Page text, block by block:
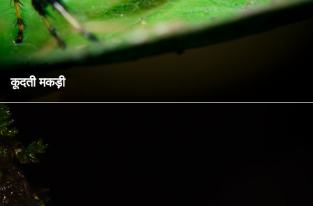
अरनेई : साल्टिसिडे
कूदती मकड़ी